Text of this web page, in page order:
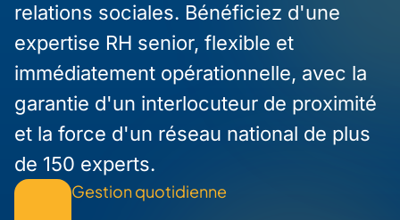
relations sociales. Bénéficiez d'une
expertise RH senior, flexible et
immédiatement opérationnelle, avec la
garantie d'un interlocuteur de proximité
et la force d'un réseau national de plus
de 150 experts.
Gestion quotidienne